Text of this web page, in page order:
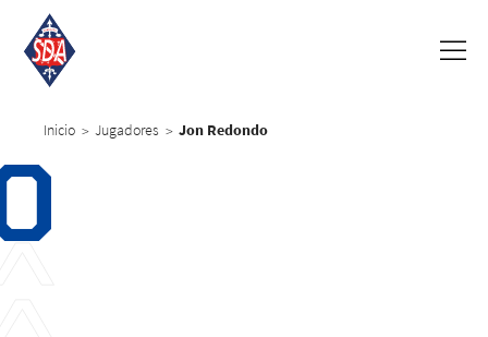
Inicio > Jugadores > Jon Redondo